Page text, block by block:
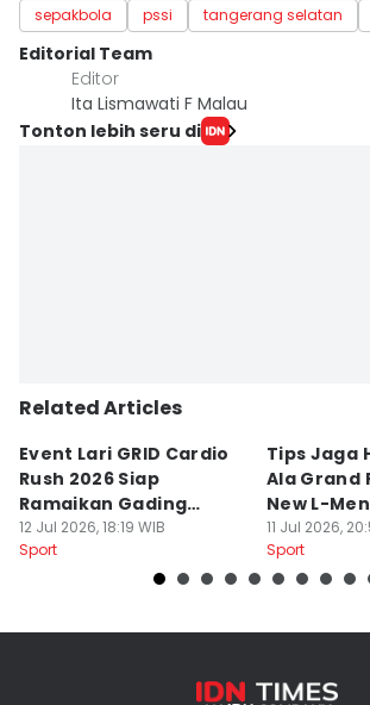
sepakbola pssi tangerang selatan
Editorial Team
Editor
Ita Lismawati F Malau
Tonton lebih seru di
Related Articles
Event Lari GRID Cardio
Rush 2026 Siap
Ramaikan Gading
Serpong
12 Jul 2026, 18:19 WIB
Sport
Tips Jaga
Ala Grand
New L-
2026
11 Jul 2026,
Sport